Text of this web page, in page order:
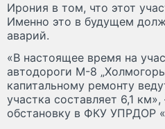
Ирония в том, что этот
Именно это в будущем
аварий.
«В настоящее время на
автодороги М-8
капитальному ремонту
участка составляет 6,1
обстановку в ФКУ УПРДОР